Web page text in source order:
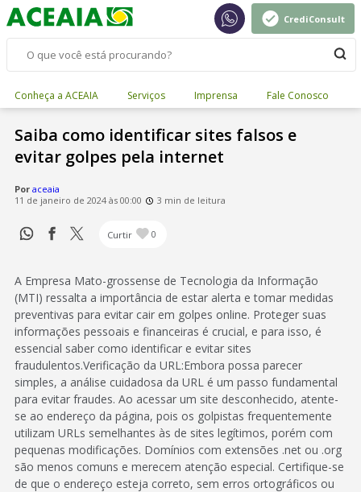
CrediConsult
Conheça a ACEAIA Serviços Imprensa Fale Conosco
Saiba como identificar sites falsos e
evitar golpes pela internet
Por aceaia
11 de janeiro de 2024 às 00:00
3 min de leitura
Curtir 0
A Empresa Mato-grossense de Tecnologia da Informação
(MTI) ressalta a importância de estar alerta e tomar medidas
preventivas para evitar cair em golpes online. Proteger suas
informações pessoais e financeiras é crucial, e para isso, é
essencial saber como identificar e evitar sites
fraudulentos.Verificação da URL:Embora possa parecer
simples, a análise cuidadosa da URL é um passo fundamental
para evitar fraudes. Ao acessar um site desconhecido, atente-
se ao endereço da página, pois os golpistas frequentemente
utilizam URLs semelhantes às de sites legítimos, porém com
pequenas modificações. Domínios com extensões .net ou .org
são menos comuns e merecem atenção especial. Certifique-se
de que o endereço esteja correto, sem erros ortográficos ou